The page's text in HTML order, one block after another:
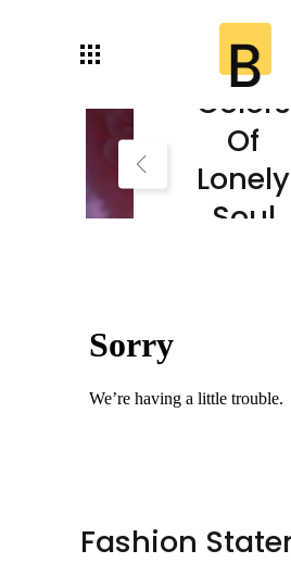
Autumn
Colors
Of
Lonely
Soul
Fashion